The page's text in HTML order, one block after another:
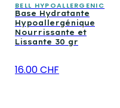
BELL HYPOALLERGENIC
Base Hydratante
Hypoallergénique
Nourrissante et
Lissante 30 gr
16.00 CHF